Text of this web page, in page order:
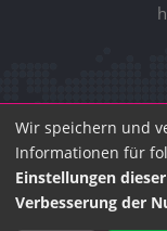
Wir speichern und
Informationen für
Einstellungen
Verbesserung der